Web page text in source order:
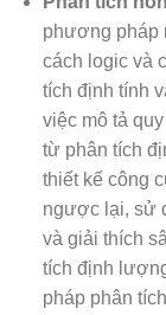
phương pháp
cách logic và
tích định tính
việc mô tả
từ phân tích
thiết kế công
ngược lại, sử
và giải thích
tích định
pháp phân